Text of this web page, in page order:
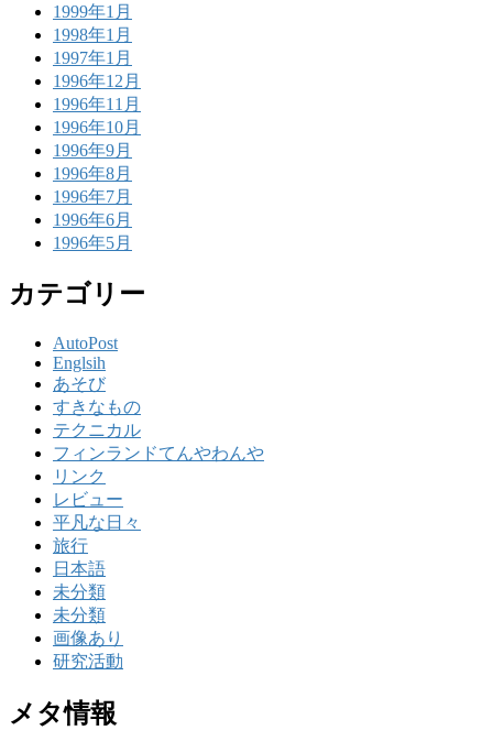
1999年1月
1998年1月
1997年1月
1996年12月
1996年11月
1996年10月
1996年9月
1996年8月
1996年7月
1996年6月
1996年5月
カテゴリー
AutoPost
Englsih
あそび
すきなもの
テクニカル
フィンランドてんやわんや
リンク
レビュー
平凡な日々
旅行
日本語
未分類
未分類
画像あり
研究活動
メタ情報